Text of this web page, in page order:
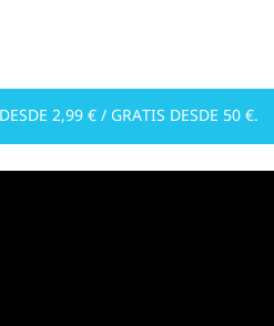
2,99 € / GRATIS DESDE 50 €.